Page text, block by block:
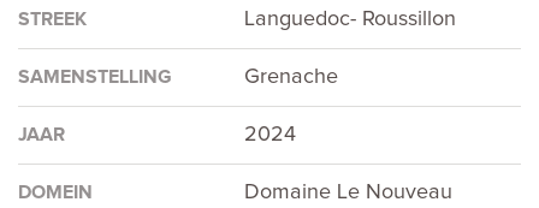
STREEK Languedoc- Roussillon
SAMENSTELLING Grenache
JAAR 2024
DOMEIN
Domaine Le Nouveau